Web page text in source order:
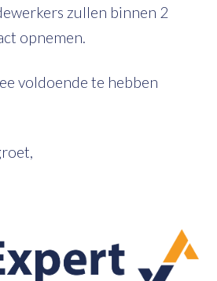
zullen binnen 2
opnemen.
voldoende te hebben